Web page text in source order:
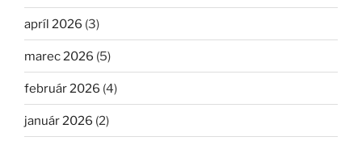
apríl 2026 (3)
marec 2026 (5)
február 2026 (4)
január 2026 (2)